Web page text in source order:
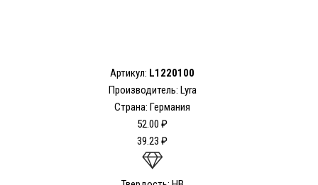
Артикул: L1220100
Производитель: Lyra
Страна: Германия
52.00 ₽
39.23 ₽